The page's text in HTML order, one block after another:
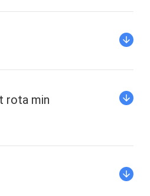
rota min